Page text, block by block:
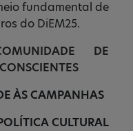
fundamental de
do DiEM25.
DE
ÀS CAMPANHAS
CULTURAL